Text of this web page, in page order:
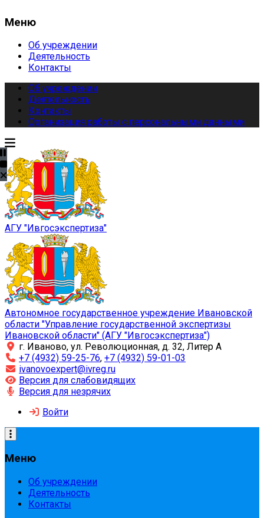
Меню
Об учреждении
Деятельность
Контакты
Об учреждении
Деятельность
Контакты
Организация работы с персональными данными
АГУ "Ивгосэкспертиза"
Автономное государственное учреждение Ивановской
области "Управление государственной экспертизы
Ивановской области" (АГУ "Ивгосэкспертиза")
г. Иваново, ул. Революционная, д. 32, Литер А
+7 (4932) 59-25-76, +7 (4932) 59-01-03
ivanovoexpert@ivreg.ru
Версия для слабовидящих
Версия для незрячих
Войти
Меню
Об учреждении
Деятельность
Контакты